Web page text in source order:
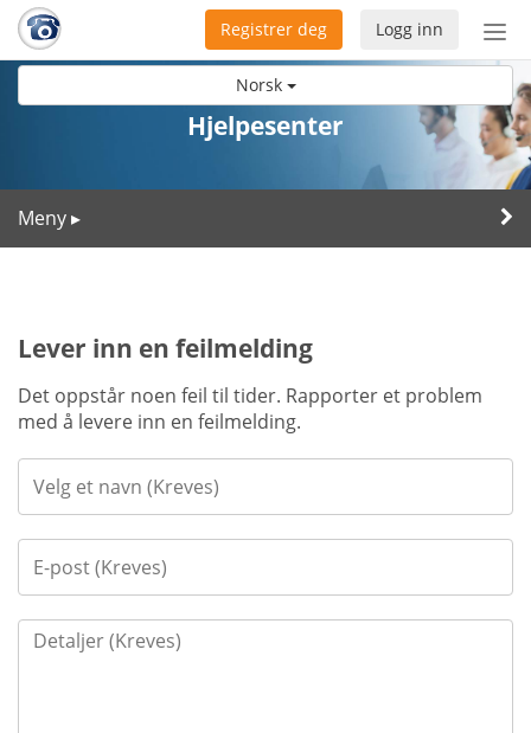
Norsk
Bytt
Logg inn
Registrer deg
Hjelpesenter
Meny ▸
Lever inn en feilmelding
Det oppstår noen feil til tider. Rapporter et problem
med å levere inn en feilmelding.